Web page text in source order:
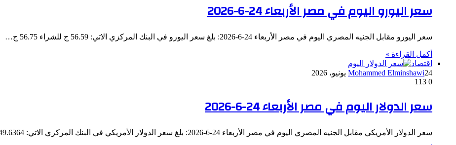
سعر اليورو اليوم في مصر الأربعاء 24-6-2026
سعر اليورو مقابل الجنيه المصري اليوم في مصر الأربعاء 24-6-2026: بلغ سعر اليورو في البنك المركزي الاتي: 56.59 ج للشراء 56.75 ج…
أكمل القراءة »
اقتصاد
Mohammed Elminshawi24 يونيو، 2026
0
سعر الدولار اليوم في مصر الأربعاء 24-6-2026
سعر الدولار الأمريكي مقابل الجنيه المصري اليوم في مصر الأربعاء 24-6-2026: بلغ سعر الدولار الأمريكي في البنك المركزي الاتي: 49.6364…